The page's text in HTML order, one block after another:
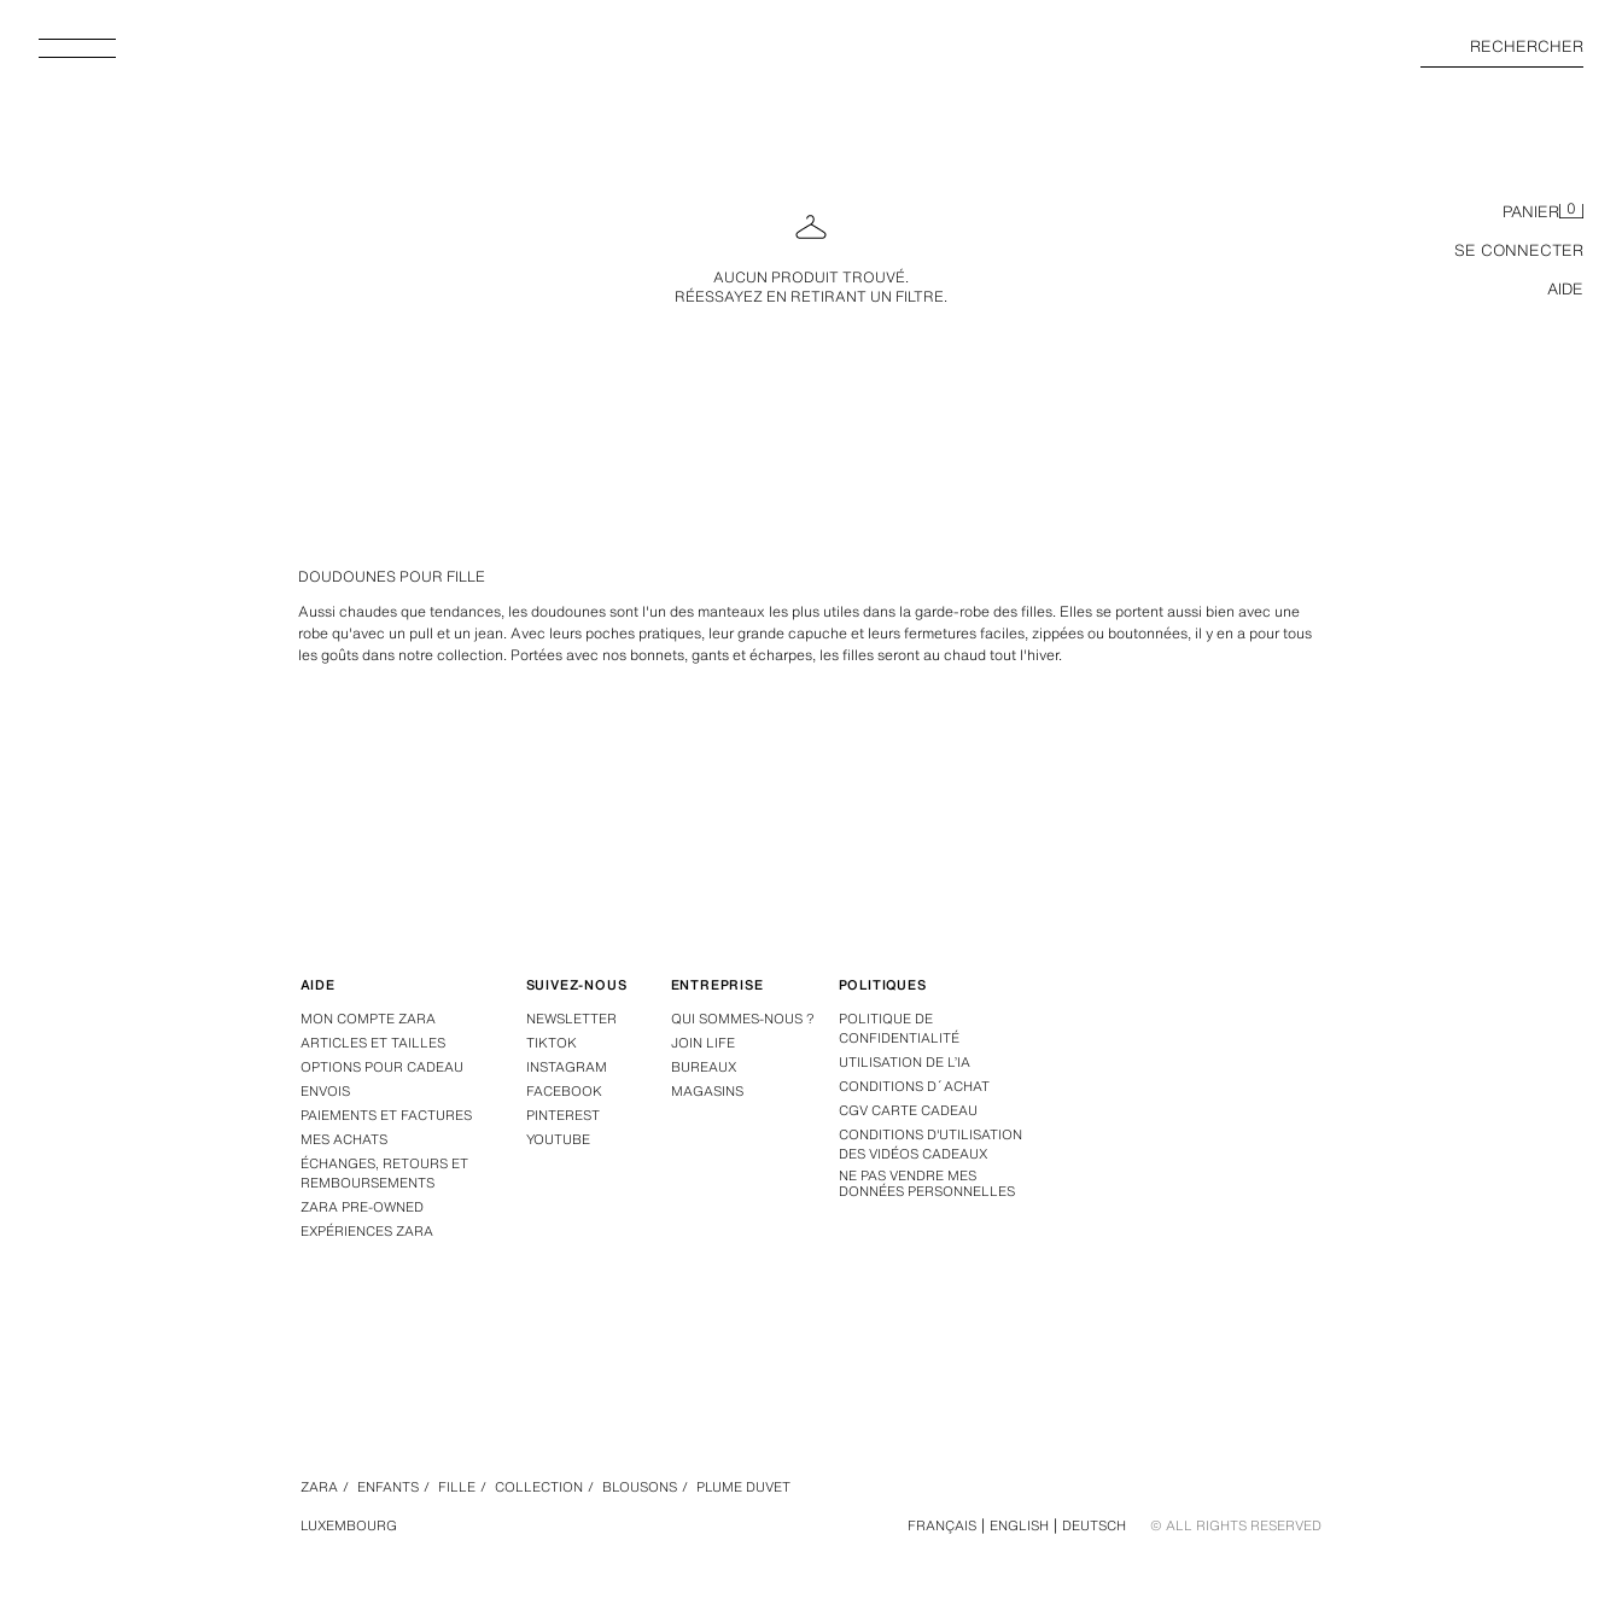
RECHERCHER
PANIER 0
SE CONNECTER
AIDE
AUCUN PRODUIT TROUVÉ.
RÉESSAYEZ EN RETIRANT UN FILTRE.
DOUDOUNES POUR FILLE
Aussi chaudes que tendances, les doudounes sont l'un des manteaux les plus utiles dans la garde-robe des filles. Elles se portent aussi bien avec une
robe qu'avec un pull et un jean. Avec leurs poches pratiques, leur grande capuche et leurs fermetures faciles, zippées ou boutonnées, il y en a pour tous
les goûts dans notre collection. Portées avec nos bonnets, gants et écharpes, les filles seront au chaud tout l'hiver.
AIDE
MON COMPTE ZARA
ARTICLES ET TAILLES
OPTIONS POUR CADEAU
ENVOIS
PAIEMENTS ET FACTURES
MES ACHATS
ÉCHANGES, RETOURS ET
REMBOURSEMENTS
ZARA PRE-OWNED
EXPÉRIENCES ZARA
SUIVEZ-NOUS
NEWSLETTER
TIKTOK
INSTAGRAM
FACEBOOK
PINTEREST
YOUTUBE
ENTREPRISE
QUI SOMMES-NOUS ?
JOIN LIFE
BUREAUX
MAGASINS
POLITIQUES
POLITIQUE DE
CONFIDENTIALITÉ
UTILISATION DE L’IA
CONDITIONS D´ACHAT
CGV CARTE CADEAU
CONDITIONS D'UTILISATION
DES VIDÉOS CADEAUX
NE PAS VENDRE MES
DONNÉES PERSONNELLES
ZARA / ENFANTS / FILLE / COLLECTION / BLOUSONS / PLUME DUVET
LUXEMBOURG
FRANÇAIS ENGLISH DEUTSCH © ALL RIGHTS RESERVED